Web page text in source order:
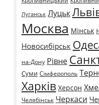
Луганськ Луцьк
Москва Мінськ
Новосибірськ
на-Дону Рівне
Суми Сімферополь
Харків Херсон
Челябінськ Черкаси